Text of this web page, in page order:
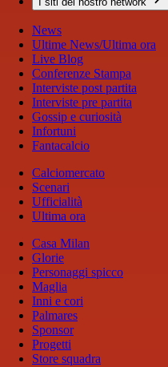
News
Ultime News/Ultima ora
Live Blog
Conferenze Stampa
Interviste post partita
Interviste pre partita
Gossip e curiosità
Infortuni
Fantacalcio
Calciomercato
Scenari
Ufficialità
Ultima ora
Casa Milan
Glorie
Personaggi spicco
Maglia
Inni e cori
Palmares
Sponsor
Progetti
Store squadra